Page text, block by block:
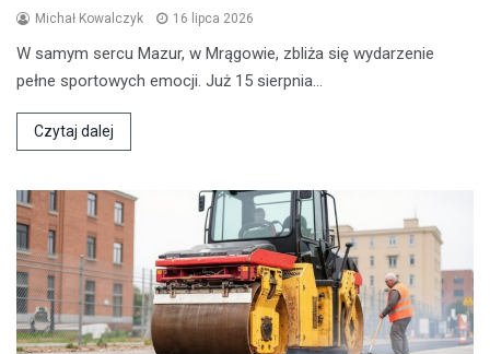
Michał Kowalczyk 16 lipca 2026
W samym sercu Mazur, w Mrągowie, zbliża się wydarzenie
pełne sportowych emocji. Już 15 sierpnia…
Czytaj dalej